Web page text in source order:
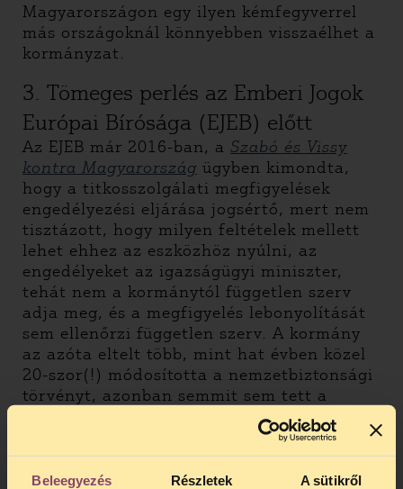
Beleegyezés Részletek A sütikről
Magyarországon egy ilyen kémfegyverrel
más országoknál könnyebben visszaélhet a
kormányzat.
3. Tömeges perlés az Emberi Jogok
Európai Bírósága (EJEB) előtt
Az EJEB már 2016-ban, a Szabó és Vissy
kontra Magyarország ügyben kimondta,
hogy a titkosszolgálati megfigyelések
engedélyezési eljárása jogsértő, mert nem
tisztázott, hogy milyen feltételek mellett
lehet ehhez az eszközhöz nyúlni, az
engedélyeket az igazságügyi miniszter,
tehát nem a kormánytól független szerv
adja meg, és a megfigyelés lebonyolítását
sem ellenőrzi független szerv. A kormány
az azóta eltelt több, mint hat évben közel
20-szor(!) módosította a nemzetbiztonsági
törvényt, azonban semmit sem tett a
visszásságok orvoslására – amit az Európa
Tanács előtt azzal indokol, hogy a
módosításokhoz szükséges elemzések
időigényesek. A kormány álláspontjának